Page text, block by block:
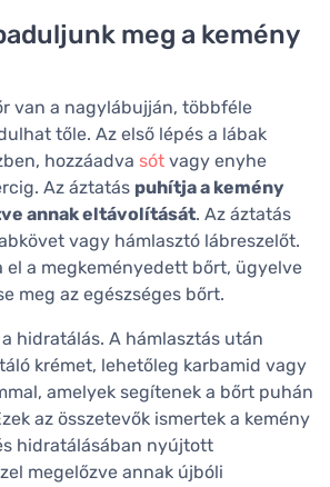
meg a kemény
van a nagylábujján, többféle
tőle. Az első lépés a lábak
hozzáadva sót vagy enyhe
Az áztatás puhítja a kemény
annak eltávolítását. Az áztatás
vagy hámlasztó lábreszelőt.
el a megkeményedett bőrt, ügyelve
meg az egészséges bőrt.
hidratálás. A hámlasztás után
krémet, lehetőleg karbamid vagy
amelyek segítenek a bőrt puhán
az összetevők ismertek a kemény
hidratálásában nyújtott
megelőzve annak újbóli